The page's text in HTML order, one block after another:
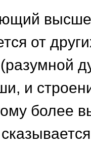
от
и
более